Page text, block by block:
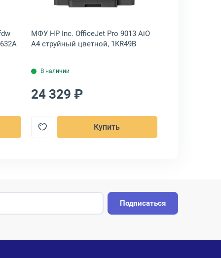
МФУ HP Inc. OfficeJet Pro 9013 AiO
A4 струйный цветной, 1KR49B
В наличии
24 329 ₽
Купить
Подписаться